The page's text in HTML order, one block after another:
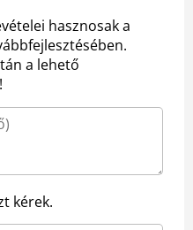
hasznosak a
a lehető
kérek.